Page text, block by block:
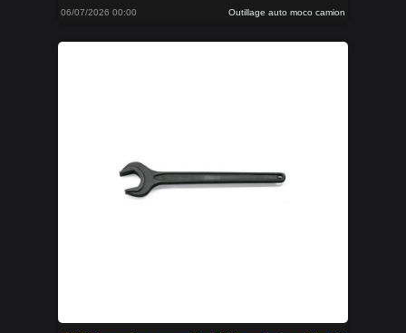
06/07/2026 00:00 Outillage auto moco camion